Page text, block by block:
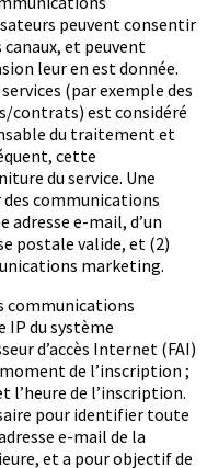
peuvent consentir
canaux, et peuvent
leur en est donnée.
(par exemple des
contrats) est considéré
du traitement et
cette
du service. Une
communications
adresse e-mail, d’un
postale valide, et (2)
marketing.
communications
IP du système
d’accès Internet (FAI)
de l’inscription ;
l’heure de l’inscription.
pour identifier toute
e-mail de la
et a pour objectif de